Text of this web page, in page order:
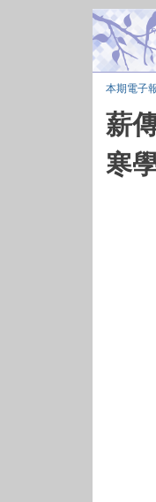
本期電子
薪
寒